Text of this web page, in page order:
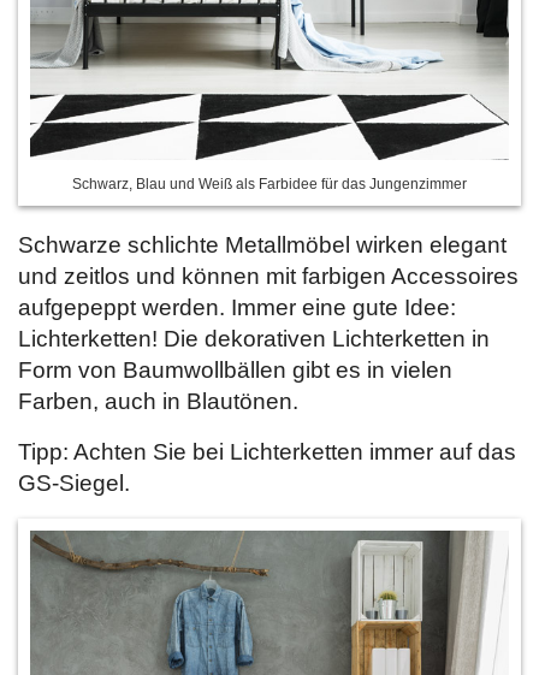
Schwarz, Blau und Weiß als Farbidee für das Jungenzimmer
Schwarze schlichte Metallmöbel wirken elegant
und zeitlos und können mit farbigen Accessoires
aufgepeppt werden. Immer eine gute Idee:
Lichterketten! Die dekorativen Lichterketten in
Form von Baumwollbällen gibt es in vielen
Farben, auch in Blautönen.
Tipp: Achten Sie bei Lichterketten immer auf das
GS-Siegel.